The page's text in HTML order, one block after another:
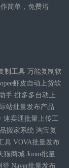
简单，免费培
制工具 万能复制软
虾皮自动上货软
手 拼多多自动上
站批量发布产品
速卖通批量上传工
搬家系统 淘宝复
具 VOVA批量发布
猫商城 Joom批量
登 Naver批量发布